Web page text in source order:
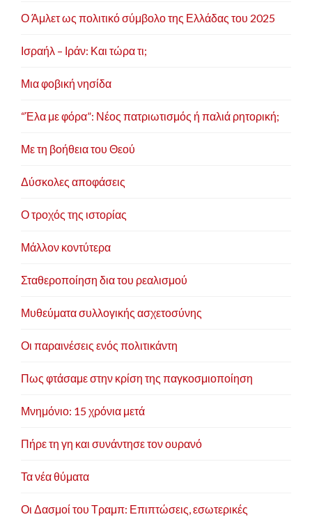
Ο Άμλετ ως πολιτικό σύμβολο της Ελλάδας του 2025
Ισραήλ – Ιράν: Και τώρα τι;
Μια φοβική νησίδα
“Έλα με φόρα”: Νέος πατριωτισμός ή παλιά ρητορική;
Με τη βοήθεια του Θεού
Δύσκολες αποφάσεις
Ο τροχός της ιστορίας
Μάλλον κοντύτερα
Σταθεροποίηση δια του ρεαλισμού
Μυθεύματα συλλογικής ασχετοσύνης
Οι παραινέσεις ενός πολιτικάντη
Πως φτάσαμε στην κρίση της παγκοσμιοποίηση
Μνημόνιο: 15 χρόνια μετά
Πήρε τη γη και συνάντησε τον ουρανό
Τα νέα θύματα
Οι Δασμοί του Τραμπ: Επιπτώσεις, εσωτερικές